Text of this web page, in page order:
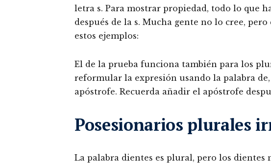
letra s. Para mostrar propiedad, todo lo que
después de la s. Mucha gente no lo cree,
estos ejemplos:
El de la prueba funciona también para los
reformular la expresión usando la palabra
apóstrofe. Recuerda añadir el apóstrofe
Posesionarios plurales
La palabra dientes es plural, pero los dientes